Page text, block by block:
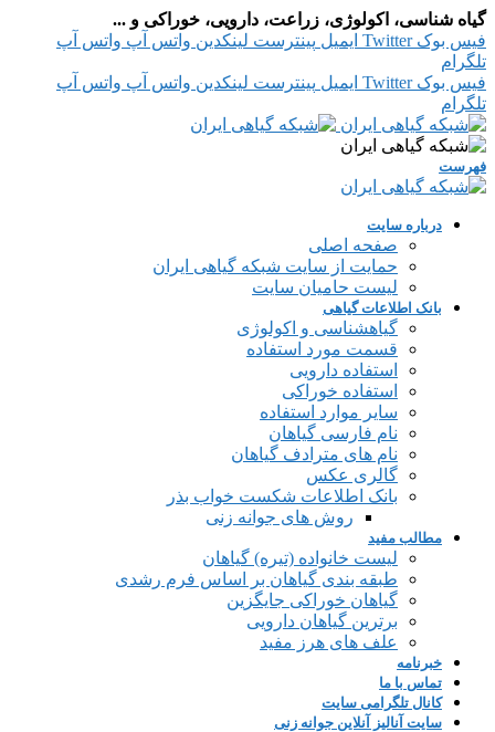
گیاه شناسی، اکولوژی، زراعت، دارویی، خوراکی و ...
فیس بوک Twitter ایمیل پینترست لینکدین واتس آپ واتس آپ
تلگرام
فیس بوک Twitter ایمیل پینترست لینکدین واتس آپ واتس آپ
تلگرام
فهرست
درباره سایت
صفحه اصلی
حمایت از سایت شبکه گیاهی ایران
لیست حامیان سایت
بانک اطلاعات گیاهی
گیاهشناسی و اکولوژی
قسمت مورد استفاده
استفاده دارویی
استفاده خوراکی
سایر موارد استفاده
نام فارسی گیاهان
نام های مترادف گیاهان
گالری عکس
بانک اطلاعات شکست خواب بذر
روش های جوانه زنی
مطالب مفید
لیست خانواده (تیره) گیاهان
طبقه بندی گیاهان بر اساس فرم رشدی
گیاهان خوراکی جایگزین
برترین گیاهان دارویی
علف های هرز مفید
خبرنامه
تماس با ما
کانال تلگرامی سایت
سایت آنالیز آنلاین جوانه زنی